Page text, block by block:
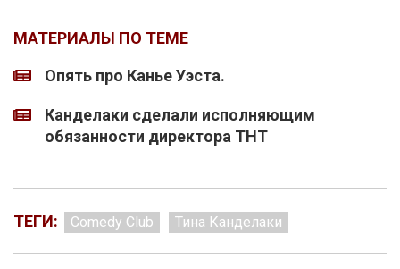
МАТЕРИАЛЫ ПО ТЕМЕ
Опять про Канье Уэста.
Канделаки сделали исполняющим
обязанности директора ТНТ
ТЕГИ: Comedy Club Тина Канделаки